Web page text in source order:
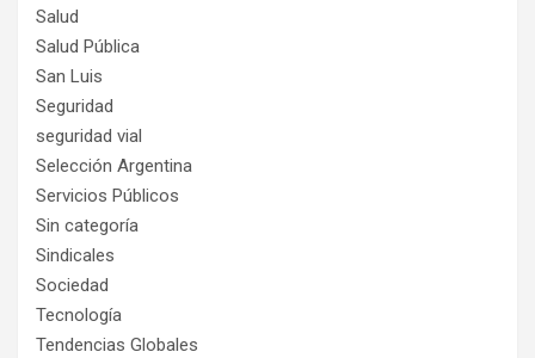
Salud
Salud Pública
San Luis
Seguridad
seguridad vial
Selección Argentina
Servicios Públicos
Sin categoría
Sindicales
Sociedad
Tecnología
Tendencias Globales